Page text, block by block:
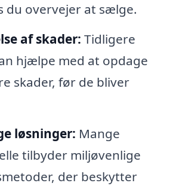
du overvejer at sælge.
af skader: Tidligere
hjælpe med at opdage
skader, før de bliver
løsninger: Mange
tilbyder miljøvenlige
der beskytter